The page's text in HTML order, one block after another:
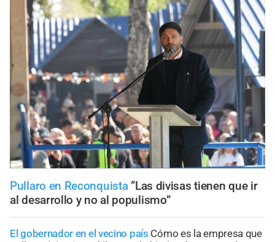
Pullaro en Reconquista “Las divisas tienen que ir
al desarrollo y no al populismo”
El gobernador en el vecino país Cómo es la empresa que